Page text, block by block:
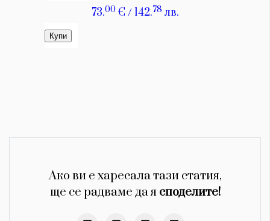
Ако ви е харесала тази статия,
ще се радваме да я споделите!